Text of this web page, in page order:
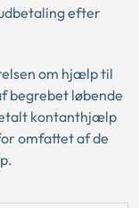
efter
om hjælp til
begrebet løbende
kontanthjælp
omfattet af de